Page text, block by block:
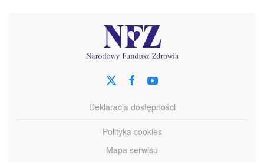
Deklaracja dostępności
Polityka cookies
Mapa serwisu